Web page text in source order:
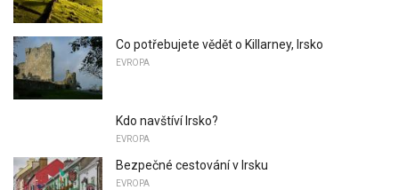
Co potřebujete vědět o Killarney, Irsko
EVROPA
Kdo navštíví Irsko?
EVROPA
Bezpečné cestování v Irsku
EVROPA